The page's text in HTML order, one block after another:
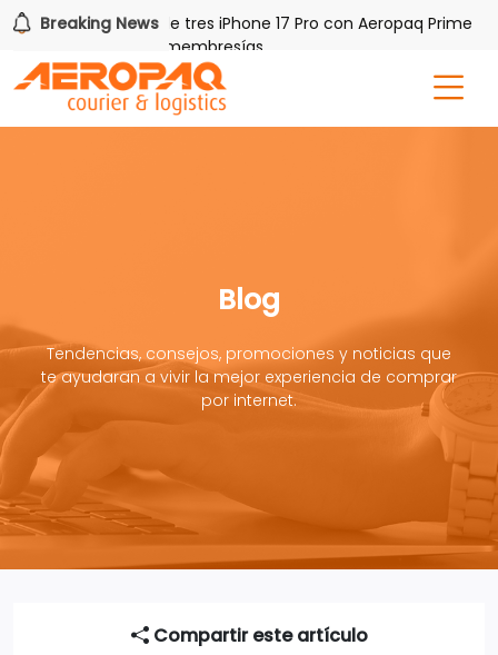
Breaking News
Gana uno de tres iPhone 17 Pro con Aeropaq Prime
meses nuevas membresías
Blog
Tendencias, consejos, promociones y noticias que
te ayudaran a vivir la mejor experiencia de comprar
por internet.
Compartir este artículo